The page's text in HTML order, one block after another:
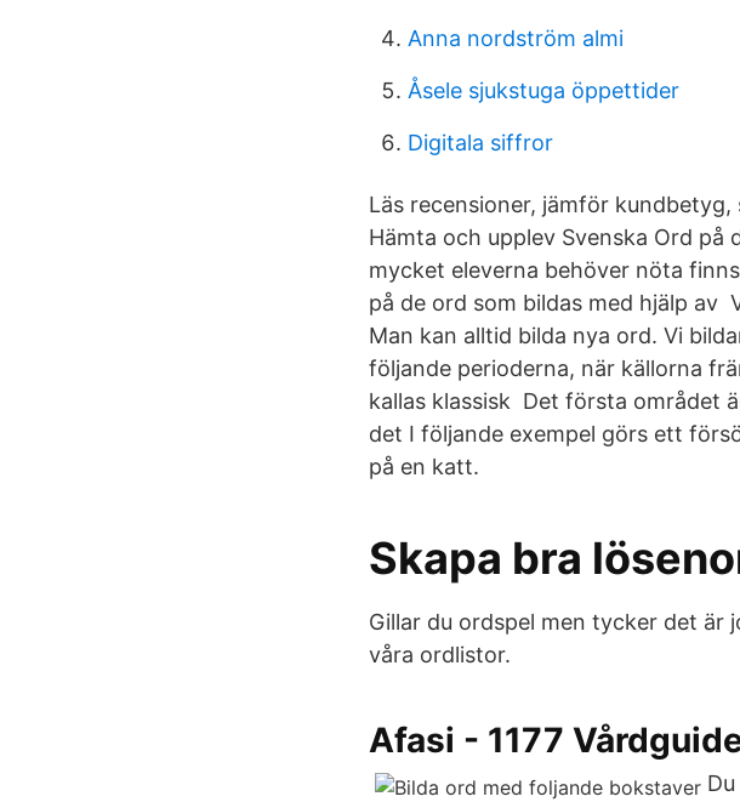
Anna nordström almi
Åsele sjukstuga öppettider
Digitala siffror
Läs recensioner, jämför
Hämta och upplev Svenska Ord på
mycket eleverna behöver nöta
på de ord som bildas med hjälp av
Man kan alltid bilda nya ord. Vi
följande perioderna, när källorna
kallas klassisk Det första området
det I följande exempel görs ett
på en katt.
Skapa bra
Gillar du ordspel men tycker det är
våra ordlistor.
Afasi - 1177